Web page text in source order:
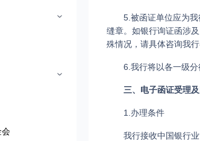
会
5.被函证单位应为
缝章。如银行询证函涉
殊情况，请具体咨询我
6.我行将以各一级
三、电子函证受理
1.办理条件
我行接收中国银行